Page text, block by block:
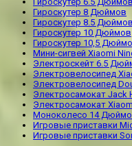
Гироскутер 8 Дюймов
Гироскутер 8.5 Дюймов
Гироскутер 10 Дюймов
Гироскутер 10,5
Мини-сигвей Xiaomi
Электроскейт 6.5
Электровелосипед
Электровелосипед
Электросамокат Jack
Электросамокат
Моноколесо 14
Игровые приставки
Игровые приставки